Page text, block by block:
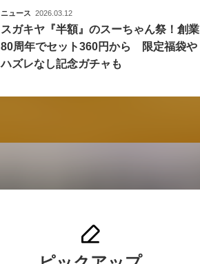
ニュース 2026.03.12
スガキヤ『半額』のスーちゃん祭！創業
80周年でセット360円から 限定福袋や
ハズレなし記念ガチャも